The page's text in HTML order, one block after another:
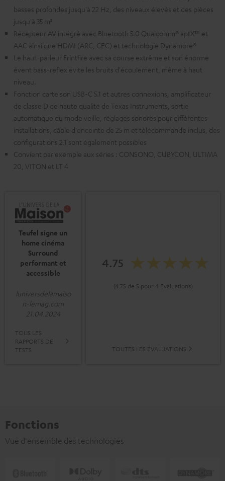
basses profondes jusqu'à 22 Hz, des niveaux élevés et des pièces
jusqu'à 35 m²
Récepteur AV intégré avec Bluetooth 5.0 Qualcomm® aptX™ et
AAC ainsi que HDMI (ARC, CEC) et technologie Dynamore®
Le haut-parleur Frintfire avec sa course extrême et son énorme
évent bass-reflex évite les bruits d'écoulement, même à haut
niveau.
Fonction carte son USB-C 5.1 et autres connexions, amplificateur
de classe D de haute qualité de Texas Instruments, sortie
automatique du mode veille, réglages sonores pour différentes
installations, câble d'enceinte de 25 m et télécommande inclus, des
configurations 2.1 sont également possibles
Convient par exemple aux séries : CONSONO, CUBYCON, ULTIMA
20, VITON et LT 4
Teufel signe un
home cinéma
Surround
performant et
accessible
luniversdelamaiso
n-lemag.com
21.04.2024
TOUS LES
RAPPORTS DE
TESTS
4.75
(4.75 de 5 pour 4 Evaluations)
TOUTES LES ÉVALUATIONS
Fonctions
Vue d'ensemble des technologies